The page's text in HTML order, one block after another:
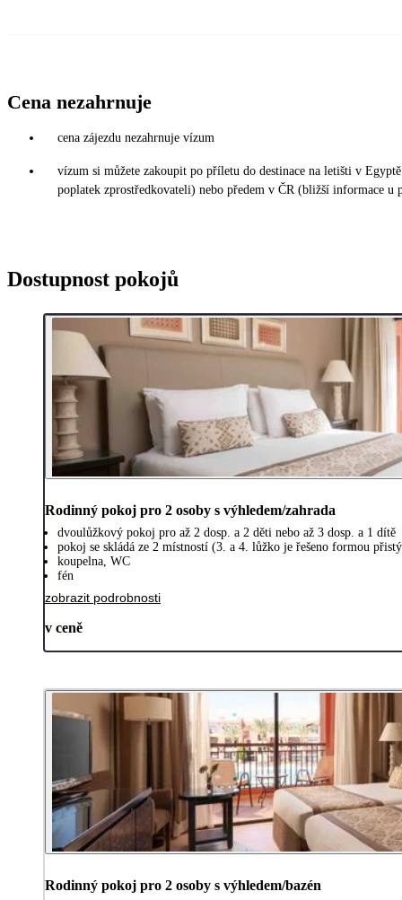
Cena nezahrnuje
cena zájezdu nezahrnuje vízum
vízum si můžete zakoupit po příletu do destinace na letišti v
poplatek zprostředkovateli) nebo předem v ČR (bližší informace u
Dostupnost pokojů
Rodinný pokoj pro 2 osoby s výhledem/zahrada
dvoulůžkový pokoj pro až 2 dosp. a 2 děti nebo až 3 dosp. a 1 dítě
pokoj se skládá ze 2 místností (3. a 4. lůžko je řešeno formou
koupelna, WC
fén
zobrazit podrobnosti
v ceně
Rodinný pokoj pro 2 osoby s výhledem/bazén